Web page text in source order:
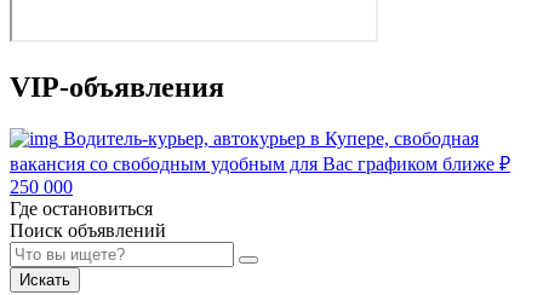
VIP-объявления
Водитель-курьер, автокурьер в Купере, свободная
вакансия со свободным удобным для Вас графиком ближе ₽
250 000
Где остановиться
Поиск объявлений
Искать